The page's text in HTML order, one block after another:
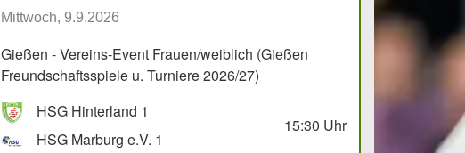
Mittwoch, 9.9.2026
Gießen - Vereins-Event Frauen/weiblich (Gießen
Freundschaftsspiele u. Turniere 2026/27)
HSG Hinterland 1
HSG Marburg e.V. 1
15:30 Uhr